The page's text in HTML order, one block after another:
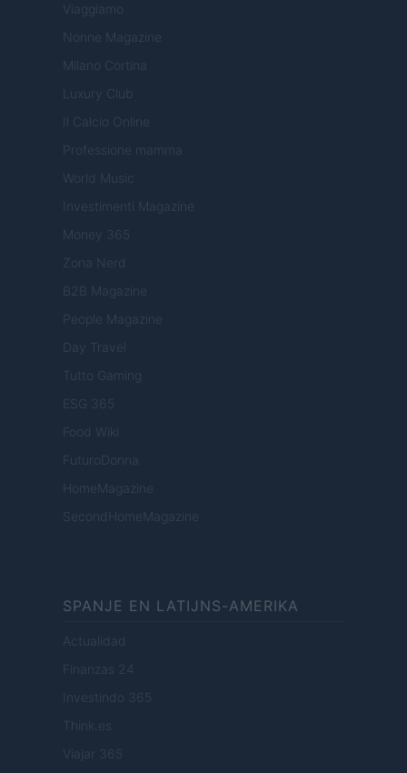
Viaggiamo
Nonne Magazine
Milano Cortina
Luxury Club
Il Calcio Online
Professione mamma
World Music
Investimenti Magazine
Money 365
Zona Nerd
B2B Magazine
People Magazine
Day Travel
Tutto Gaming
ESG 365
Food Wiki
FuturoDonna
HomeMagazine
SecondHomeMagazine
SPANJE EN LATIJNS-AMERIKA
Actualidad
Finanzas 24
Investindo 365
Think.es
Viajar 365